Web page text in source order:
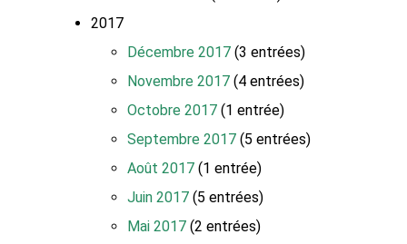
2017
Décembre 2017 (3 entrées)
Novembre 2017 (4 entrées)
Octobre 2017 (1 entrée)
Septembre 2017 (5 entrées)
Août 2017 (1 entrée)
Juin 2017 (5 entrées)
Mai 2017 (2 entrées)